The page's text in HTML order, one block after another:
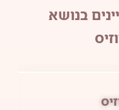
בנושא